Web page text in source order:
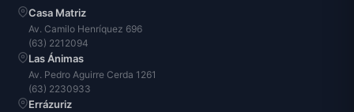
Casa Matriz
Av. Camilo Henríquez 696
(63) 2212094
Las Ánimas
Av. Pedro Aguirre Cerda 1261
(63) 2230933
Errázuriz